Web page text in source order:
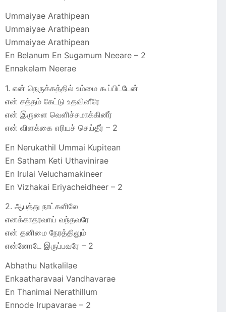
Ummaiyae Arathipean
Ummaiyae Arathipean
Ummaiyae Arathipean
En Belanum En Sugamum Neeare – 2
Ennakelam Neerae
1. என் நெருக்கத்தில் உம்மை கூப்பிட்டேன்
என் சத்தம் கேட்டு உதவினீரே
என் இருளை வெளிச்சமாக்கினீர்
என் விளக்கை எரியச் செய்தீர் – 2
En Nerukathil Ummai Kupitean
En Satham Keti Uthavinirae
En Irulai Veluchamakineer
En Vizhakai Eriyacheidheer – 2
2. ஆபத்து நாட்களிலே
எனக்காதரவாய் வந்தவரே
என் தனிமை நேரத்திலும்
என்னோடே இருப்பவரே – 2
Abhathu Natkalilae
Enkaatharavaai Vandhavarae
En Thanimai Nerathillum
Ennode Irupavarae – 2